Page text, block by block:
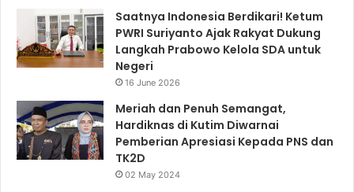
Saatnya Indonesia Berdikari! Ketum
PWRI Suriyanto Ajak Rakyat Dukung
Langkah Prabowo Kelola SDA untuk
Negeri
16 June 2026
Meriah dan Penuh Semangat,
Hardiknas di Kutim Diwarnai
Pemberian Apresiasi Kepada PNS dan
TK2D
02 May 2024